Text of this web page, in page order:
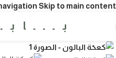
Skip to main content